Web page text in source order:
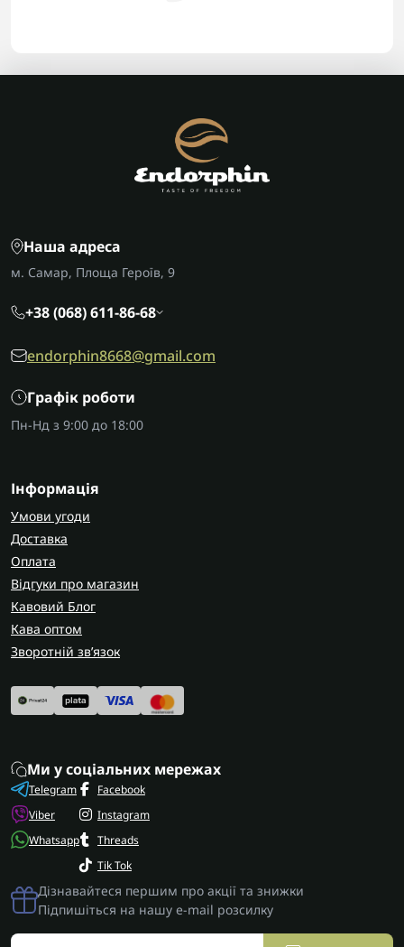
Наша адреса
м. Самар, Площа Героїв, 9
+38 (068) 611-86-68
endorphin8668@gmail.com
Графік роботи
Пн-Нд з 9:00 до 18:00
Інформація
Умови угоди
Доставка
Оплата
Відгуки про магазин
Кавовий Блог
Кава оптом
Зворотній зв’язок
Ми у соціальних мережах
Telegram
Viber
Whatsapp
Facebook
Instagram
Threads
Tik Tok
Дізнавайтеся першим про акції та знижки
Підпишіться на нашу e-mail розсилку